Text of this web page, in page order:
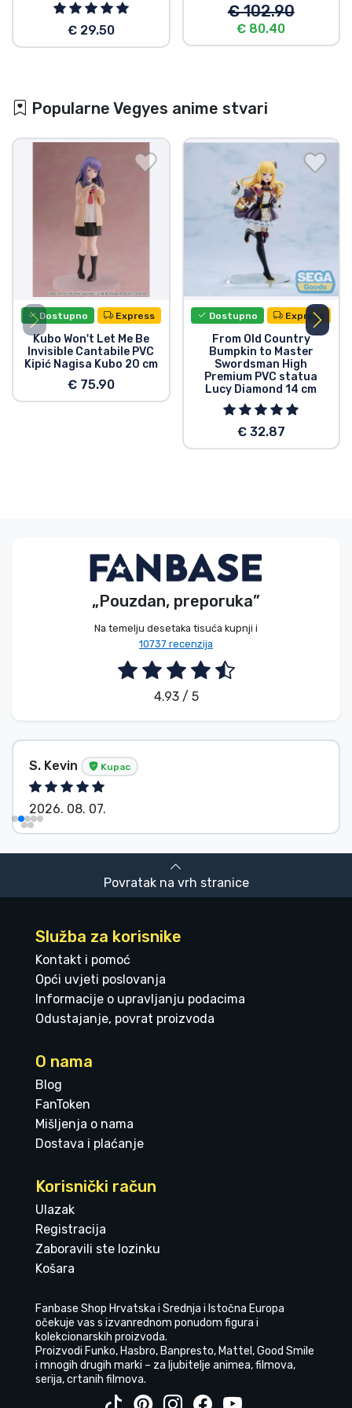
€ 29.50
€ 102.90
€ 80.40
Popularne Vegyes anime stvari
Dostupno Express
Kubo Won't Let Me Be
Invisible Cantabile PVC
Kipić Nagisa Kubo 20 cm
€ 75.90
Dostupno Express
From Old Country
Bumpkin to Master
Swordsman High
Premium PVC statua
Lucy Diamond 14 cm
€ 32.87
„Pouzdan, preporuka”
Na temelju desetaka tisuća kupnji i
10737 recenzija
4.93 / 5
S. Kevin Kupac
2026. 08. 07.
Povratak na vrh stranice
Služba za korisnike
Kontakt i pomoć
Opći uvjeti poslovanja
Informacije o upravljanju podacima
Odustajanje, povrat proizvoda
O nama
Blog
FanToken
Mišljenja o nama
Dostava i plaćanje
Korisnički račun
Ulazak
Registracija
Zaboravili ste lozinku
Košara
Fanbase Shop Hrvatska i Srednja i Istočna Europa
očekuje vas s izvanrednom ponudom figura i
kolekcionarskih proizvoda.
Proizvodi Funko, Hasbro, Banpresto, Mattel, Good Smile
i mnogih drugih marki – za ljubitelje animea, filmova,
serija, crtanih filmova.